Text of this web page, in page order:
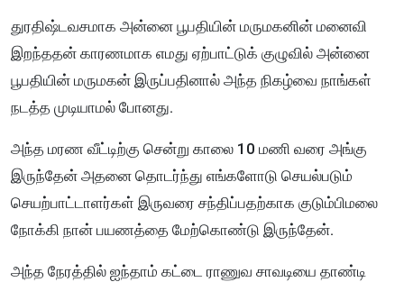
துரதிஷ்டவசமாக அன்னை பூபதியின் மருமகனின் மனைவி
இறந்ததன் காரணமாக எமது ஏற்பாட்டுக் குழுவில் அன்னை
பூபதியின் மருமகன் இருப்பதினால் அந்த நிகழ்வை நாங்கள்
நடத்த முடியாமல் போனது.
அந்த மரண வீட்டிற்கு சென்று காலை 10 மணி வரை அங்கு
இருந்தேன் அதனை தொடர்ந்து எங்களோடு செயல்படும்
செயற்பாட்டாளர்கள் இருவரை சந்திப்பதற்காக குடும்பிமலை
நோக்கி நான் பயணத்தை மேற்கொண்டு இருந்தேன்.
அந்த நேரத்தில் ஐந்தாம் கட்டை ராணுவ சாவடியை தாண்டி